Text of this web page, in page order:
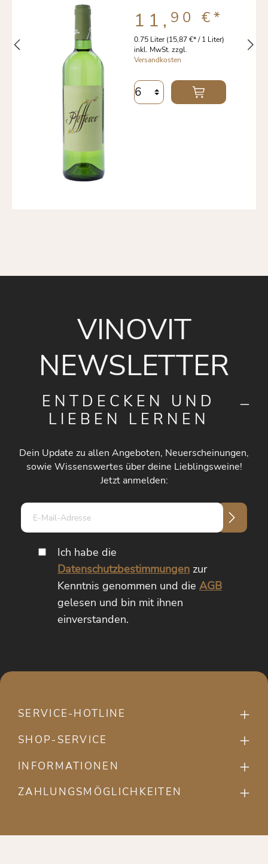
0.75 Liter(15,87 €* / 1 Liter)
inkl. MwSt. zzgl.
Versandkosten
11, 90 €*
VINOVIT
NEWSLETTER
ENTDECKEN UND
LIEBEN LERNEN
Dein Update zu allen Angeboten, Neuerscheinungen,
sowie Wissenswertes über deine Lieblingsweine!
Jetzt anmelden:
Adresse*
Ich habe die
Datenschutzbestimmungenzur
Kenntnis genommen und die AGB
gelesen und bin mit ihnen
einverstanden.
SERVICE-HOTLINE
SHOP-SERVICE
INFORMATIONEN
ZAHLUNGSMÖGLICHKEITEN